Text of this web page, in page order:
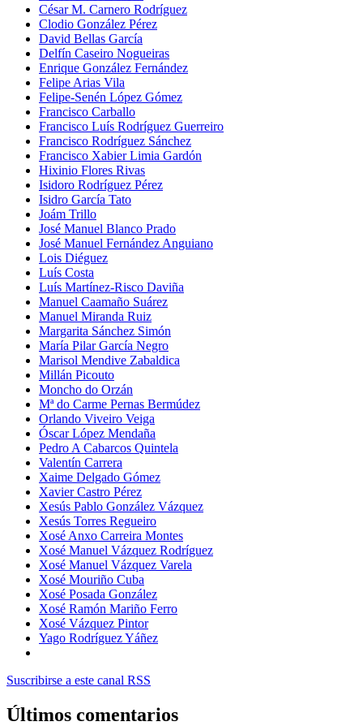
César M. Carnero Rodríguez
Clodio González Pérez
David Bellas García
Delfín Caseiro Nogueiras
Enrique González Fernández
Felipe Arias Vila
Felipe-Senén López Gómez
Francisco Carballo
Francisco Luís Rodríguez Guerreiro
Francisco Rodríguez Sánchez
Francisco Xabier Limia Gardón
Hixinio Flores Rivas
Isidoro Rodríguez Pérez
Isidro García Tato
Joám Trillo
José Manuel Blanco Prado
José Manuel Fernández Anguiano
Lois Diéguez
Luís Costa
Luís Martínez-Risco Daviña
Manuel Caamaño Suárez
Manuel Miranda Ruiz
Margarita Sánchez Simón
María Pilar García Negro
Marisol Mendive Zabaldica
Millán Picouto
Moncho do Orzán
Mª do Carme Pernas Bermúdez
Orlando Viveiro Veiga
Óscar López Mendaña
Pedro A Cabarcos Quintela
Valentín Carrera
Xaime Delgado Gómez
Xavier Castro Pérez
Xesús Pablo González Vázquez
Xesús Torres Regueiro
Xosé Anxo Carreira Montes
Xosé Manuel Vázquez Rodríguez
Xosé Manuel Vázquez Varela
Xosé Mouriño Cuba
Xosé Posada González
Xosé Ramón Mariño Ferro
Xosé Vázquez Pintor
Yago Rodríguez Yáñez
Suscribirse a este canal RSS
Últimos comentarios